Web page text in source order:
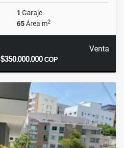
1 Garaje
65Área m2
Venta
$350.000.000COP